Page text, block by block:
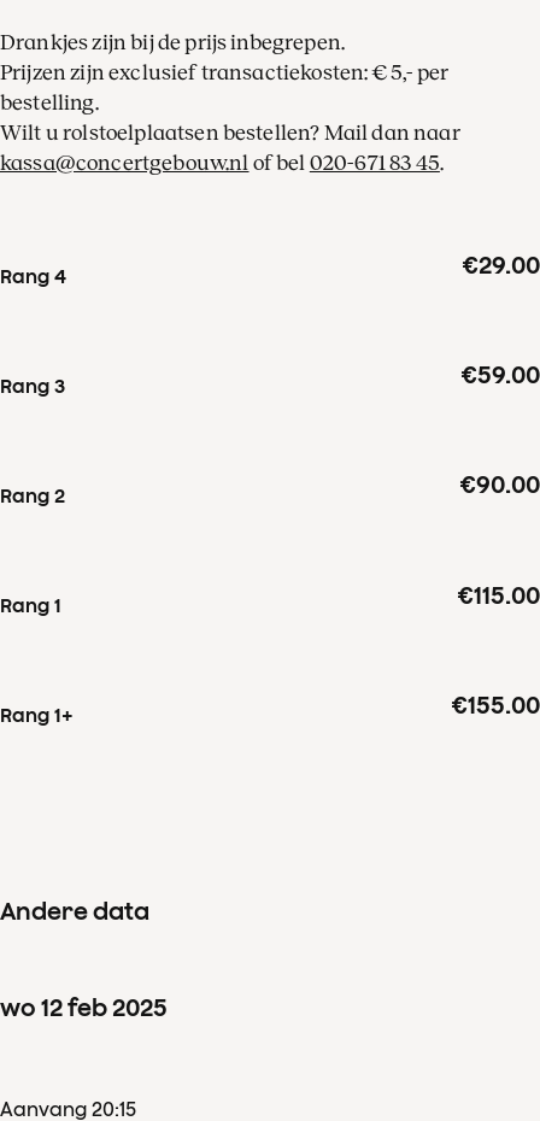
Drankjes zijn bij de prijs inbegrepen.
Prijzen zijn exclusief transactiekosten: € 5,- per
bestelling.
Wilt u rolstoelplaatsen bestellen? Mail dan naar
kassa@concertgebouw.nl of bel 020-671 83 45.
Rang 4 €29.00
Rang 3 €59.00
Rang 2 €90.00
Rang 1 €115.00
Rang 1+ €155.00
Andere data
wo 12feb2025
Aanvang 20:15